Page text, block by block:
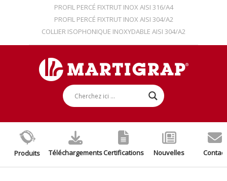
PROFIL PERCÉ FIXTRUT INOX AISI 316/A4
PROFIL PERCÉ FIXTRUT INOX AISI 304/A2
COLLIER ISOPHONIQUE INOXYDABLE AISI 304/A2
Produits TéléchargementsCertifications Nouvelles Contact